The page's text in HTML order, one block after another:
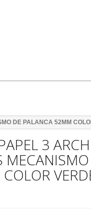
DE PALANCA 52MM
3